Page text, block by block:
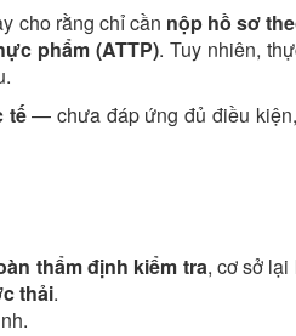
cho rằng chỉ cần nộp hồ sơ
phẩm (ATTP). Tuy nhiên,
tế— chưa đáp ứng đủ điều
thẩm định kiểm tra, cơ sở lại
thải.